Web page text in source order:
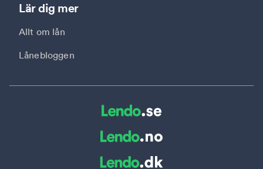
Lär dig mer
Allt om lån
Lånebloggen